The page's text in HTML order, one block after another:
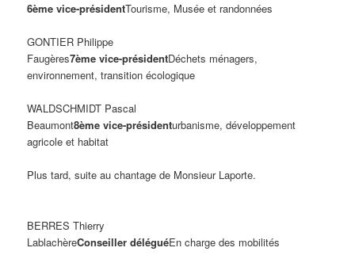
6ème vice-présidentTourisme, Musée et randonnées
GONTIER Philippe
Faugères7ème vice-présidentDéchets ménagers,
environnement, transition écologique
WALDSCHMIDT Pascal
Beaumont8ème vice-présidenturbanisme, développement
agricole et habitat
Plus tard, suite au chantage de Monsieur Laporte.
BERRES Thierry
LablachèreConseiller déléguéEn charge des mobilités